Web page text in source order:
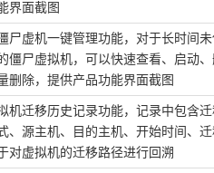
界面截图
尸虚机一键管理功能，对于长时间
僵尸虚拟机，可以快速查看、启动
删除， 提供产品功能界面截图
机迁移历史记录功能，记录中包含
、源主机、目的主机、开始时间、
对虚拟机的迁移路径进行回溯